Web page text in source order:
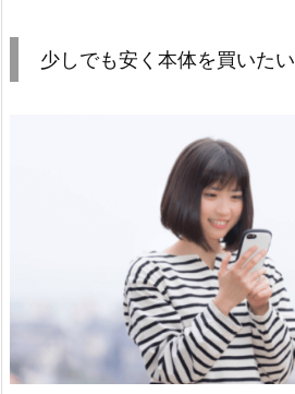
少しでも安く本体を買いたい